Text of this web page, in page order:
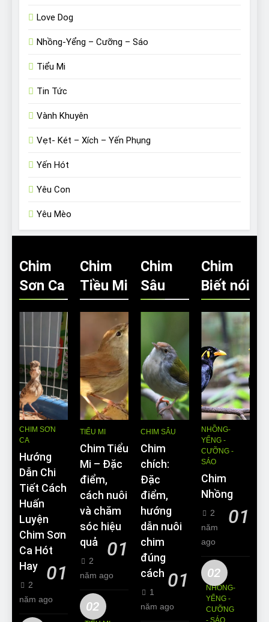
Love Dog
Nhồng-Yểng – Cưỡng – Sáo
Tiểu Mi
Tin Tức
Vành Khuyên
Vẹt- Két – Xích – Yến Phụng
Yến Hót
Yêu Con
Yêu Mèo
Chim
Sơn Ca
CHIM SƠN
CA
Hướng
Dẫn Chi
Tiết Cách
Huấn
Luyện
Chim Sơn
Ca Hót
Hay
01
2
năm ago
Chim
Tiều Mi
TIỂU MI
Chim Tiểu
Mi – Đặc
điểm,
cách nuôi
và chăm
sóc hiệu
quả
01
2
năm ago
02
Chim
Sâu
CHIM SÂU
Chim
chích:
Đặc
điểm,
hướng
dẫn nuôi
chim
đúng
cách 01
1
năm ago
Chim
Biết nói
NHỒNG-
YỂNG -
CƯỠNG -
SÁO
Chim
Nhồng
01
2
năm
ago
02
NHỒNG-
YỂNG -
CƯỠNG
- SÁO